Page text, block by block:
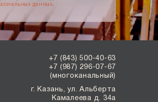
данных
+7 (843) 500-40-63
+7 (987) 296-07-67
(многоканальный)
г. Казань, ул. Альберта
Камалеева д. 34а